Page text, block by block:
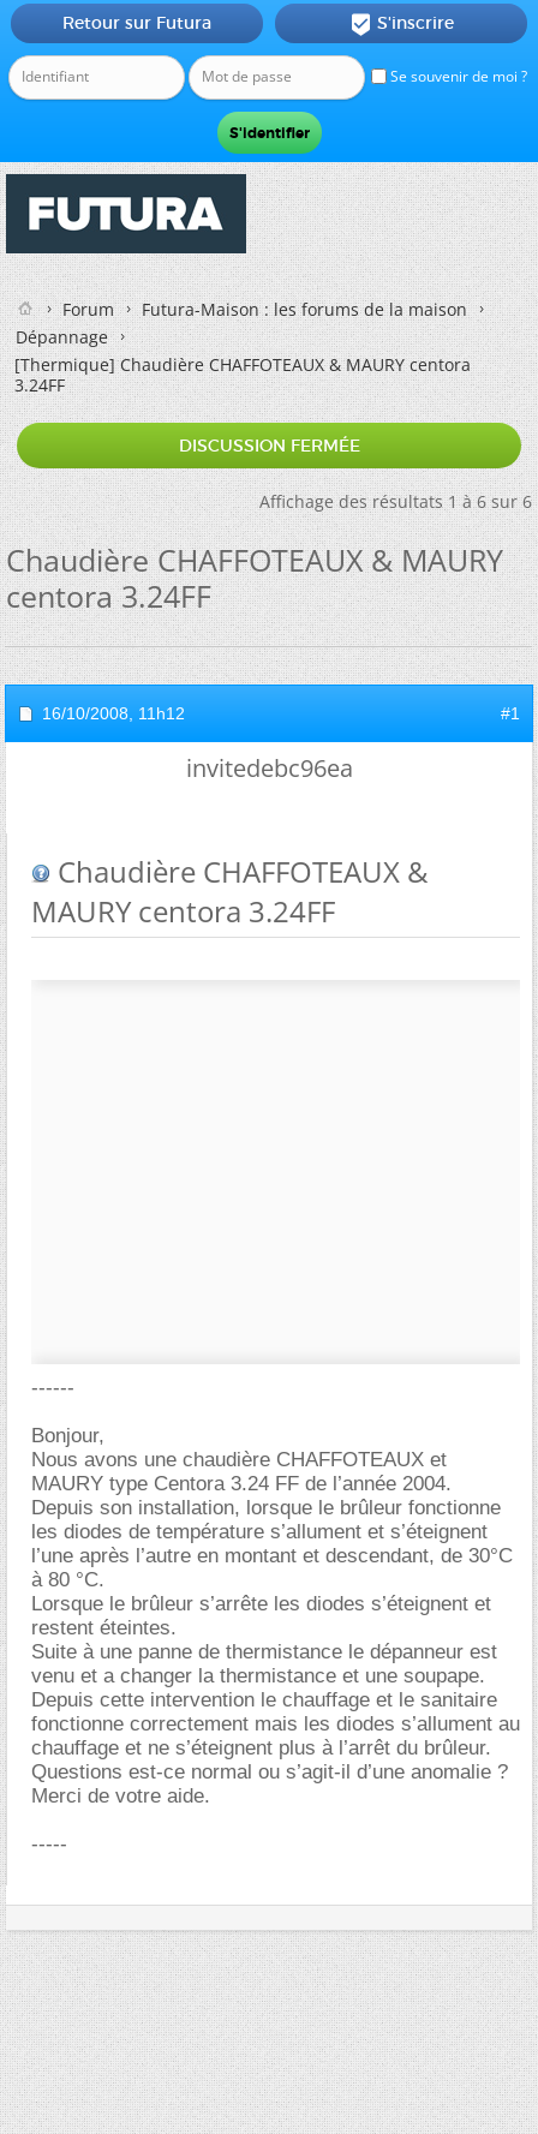
Se souvenir de moi ?
Retour sur Futura  S'inscrire
Forum
Futura-Maison : les forums de la maison
Dépannage
[Thermique]Chaudière CHAFFOTEAUX & MAURY centora
3.24FF
DISCUSSION FERMÉE
Affichage des résultats 1 à 6 sur 6
Chaudière CHAFFOTEAUX & MAURY
centora 3.24FF
16/10/2008, 11h12 #1
invitedebc96ea
Chaudière CHAFFOTEAUX &
MAURY centora 3.24FF
------
Bonjour,
Nous avons une chaudière CHAFFOTEAUX et
MAURY type Centora 3.24 FF de l’année 2004.
Depuis son installation, lorsque le brûleur fonctionne
les diodes de température s’allument et s’éteignent
l’une après l’autre en montant et descendant, de 30°C
à 80 °C.
Lorsque le brûleur s’arrête les diodes s’éteignent et
restent éteintes.
Suite à une panne de thermistance le dépanneur est
venu et a changer la thermistance et une soupape.
Depuis cette intervention le chauffage et le sanitaire
fonctionne correctement mais les diodes s’allument au
chauffage et ne s’éteignent plus à l’arrêt du brûleur.
Questions est-ce normal ou s’agit-il d’une anomalie ?
Merci de votre aide.
-----